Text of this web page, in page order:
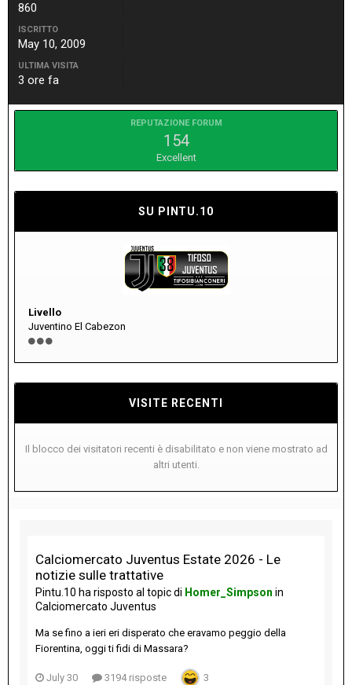
860
ISCRITTO
May 10, 2009
ULTIMA VISITA
3 ore fa
REPUTAZIONE FORUM
154
Excellent
SU PINTU.10
Livello
Juventino El Cabezon
VISITE RECENTI
Il blocco dei visitatori recenti è disabilitato e non viene mostrato ad
altri utenti.
Calciomercato Juventus Estate 2026 - Le
notizie sulle trattative
Pintu.10 ha risposto al topic di Homer_Simpson in
Calciomercato Juventus
Ma se fino a ieri eri disperato che eravamo peggio della
Fiorentina, oggi ti fidi di Massara?
July 30 3194 risposte 3